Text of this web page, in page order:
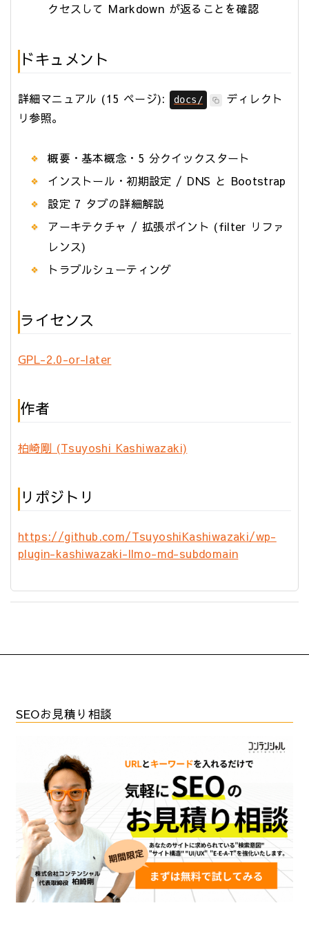
クセスして Markdown が返ることを確認
ドキュメント
詳細マニュアル (15 ページ): docs/
ディレクト
リ参照。
概要・基本概念・5 分クイックスタート
インストール・初期設定 / DNS と Bootstrap
設定 7 タブの詳細解説
アーキテクチャ / 拡張ポイント (filter リファ
レンス)
トラブルシューティング
ライセンス
GPL-2.0-or-later
作者
柏崎剛 (Tsuyoshi Kashiwazaki)
リポジトリ
https://github.com/TsuyoshiKashiwazaki/wp-
plugin-kashiwazaki-llmo-md-subdomain
SEOお見積り相談